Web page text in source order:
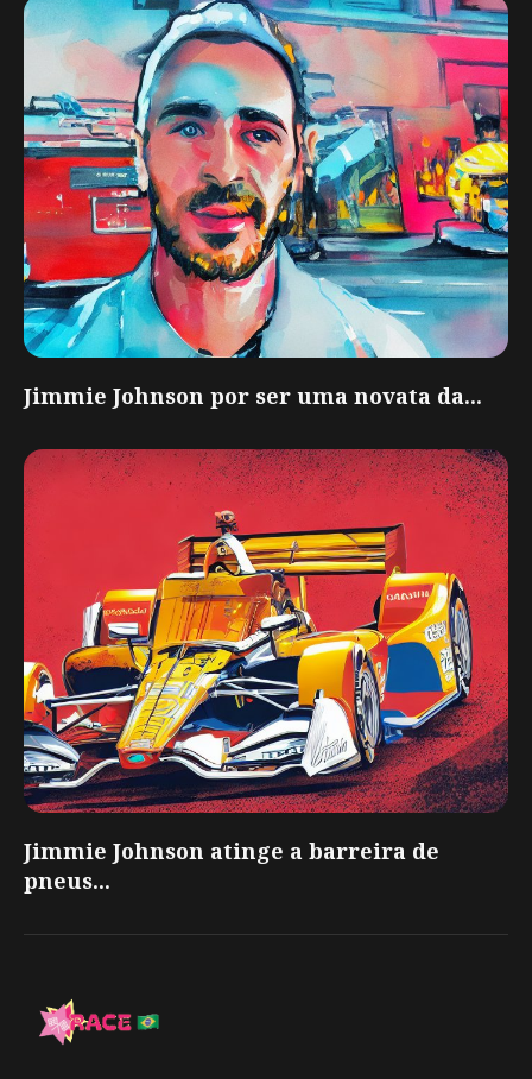
Jimmie Johnson por ser uma novata da...
Jimmie Johnson atinge a barreira de
pneus...